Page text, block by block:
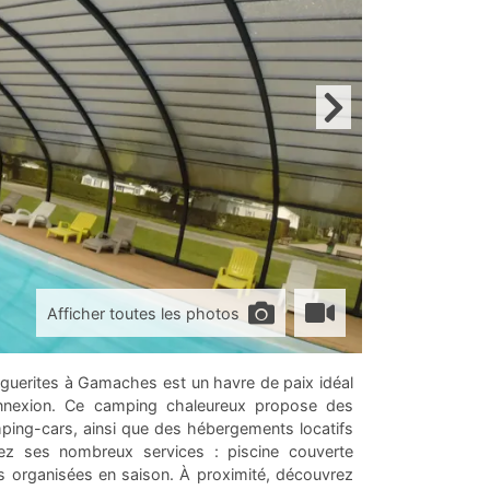
Afficher toutes les photos
à Gamaches est un havre de paix idéal
Ce camping chaleureux propose des
cars, ainsi que des hébergements locatifs
ses nombreux services : piscine couverte
en saison. À proximité, découvrez